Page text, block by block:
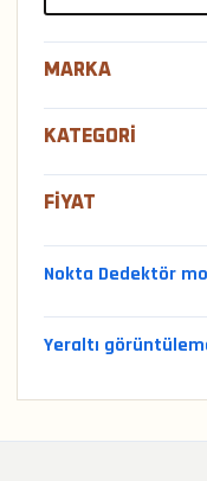
MARKA
KATEGORI
FIYAT
Nokta Dedektör
Yeraltı